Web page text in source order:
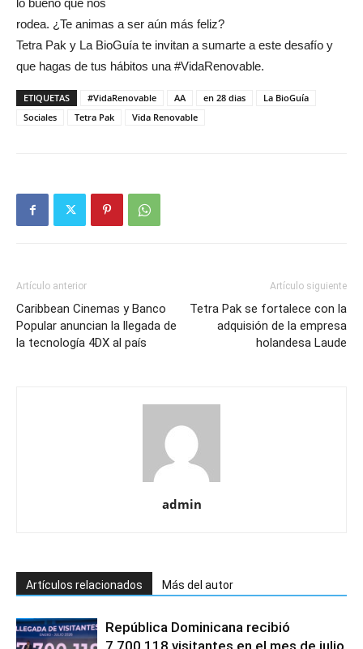
lo bueno que nos
rodea. ¿Te animas a ser aún más feliz?
Tetra Pak y La BioGuía te invitan a sumarte a este desafío y
que hagas de tus hábitos una #VidaRenovable.
ETIQUETAS #VidaRenovable AA en 28 dias
La BioGuía
Sociales
Tetra Pak Vida Renovable
Artículo anterior
Caribbean Cinemas y Banco
Popular anuncian la llegada de
la tecnología 4DX al país
Artículo siguiente
Tetra Pak se fortalece con la
adquisión de la empresa
holandesa Laude
admin
Artículos relacionados Más del autor
República Dominicana recibió
7,700,118 visitantes en el mes de julio